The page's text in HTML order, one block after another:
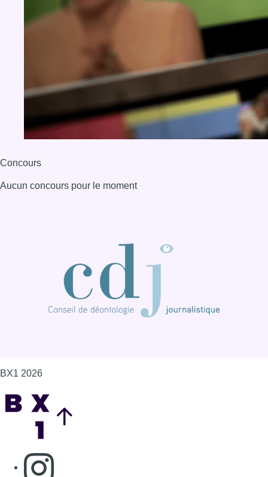
Concours
Aucun concours pour le moment
BX1 2026
Consulter page Instagram